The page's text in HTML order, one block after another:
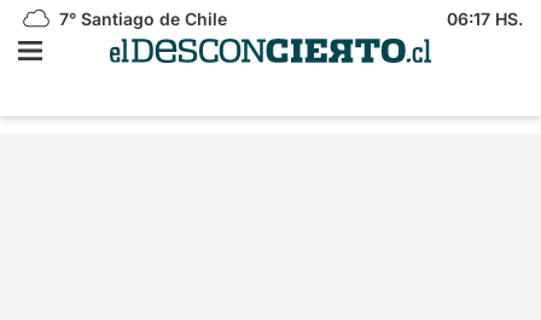
7° Santiago de Chile 06:17 HS.